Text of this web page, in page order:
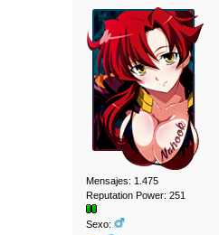
Mensajes: 1.475
Reputation Power: 251
Sexo: